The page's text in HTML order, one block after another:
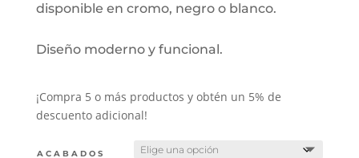
disponible en cromo, negro o blanco.
Diseño moderno y funcional.
¡Compra 5 o más productos y obtén un 5% de
descuento adicional!
ACABADOS